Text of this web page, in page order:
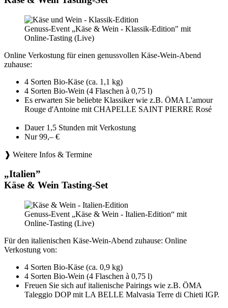
Genuss-Event „Käse & Wein - Klassik-Edition" mit
Online-Tasting (Live)
Online Verkostung für einen genussvollen Käse-Wein-Abend
zuhause:
4 Sorten Bio-Käse (ca. 1,1 kg)
4 Sorten Bio-Wein (4 Flaschen à 0,75 l)
Es erwarten Sie beliebte Klassiker wie z.B. ÖMA L'amour
Rouge d'Antoine mit CHAPELLE SAINT PIERRE Rosé
Dauer 1,5 Stunden mit Verkostung
Nur 99,– €
❱ Weitere Infos & Termine
„Italien”
Käse & Wein Tasting-Set
Genuss-Event „Käse & Wein - Italien-Edition“ mit
Online-Tasting (Live)
Für den italienischen Käse-Wein-Abend zuhause: Online
Verkostung von:
4 Sorten Bio-Käse (ca. 0,9 kg)
4 Sorten Bio-Wein (4 Flaschen à 0,75 l)
Freuen Sie sich auf italienische Pairings wie z.B. ÖMA
Taleggio DOP mit LA BELLE Malvasia Terre di Chieti IGP.